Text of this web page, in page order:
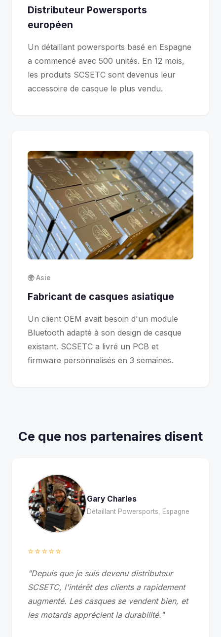
Distributeur Powersports
européen
Un détaillant powersports basé en Espagne
a commencé avec 500 unités. En 12 mois,
les produits SCSETC sont devenus leur
accessoire de casque le plus vendu.
🌍 Asie
Fabricant de casques asiatique
Un client OEM avait besoin d'un module
Bluetooth adapté à son design de casque
existant. SCSETC a livré un PCB et
firmware personnalisés en 3 semaines.
Ce que nos partenaires disent
Gary Charles
Détaillant Powersports, Espagne
⭐⭐⭐⭐⭐
"Depuis que je suis devenu distributeur
SCSETC, l'intérêt des clients a rapidement
augmenté. Les casques se vendent bien, et
les motards apprécient la durabilité."